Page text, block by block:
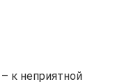
к неприятной